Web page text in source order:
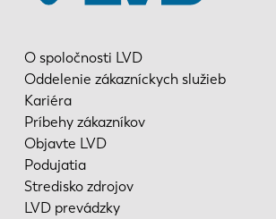
O spoločnosti LVD
Oddelenie zákazníckych služieb
Kariéra
Príbehy zákazníkov
Objavte LVD
Podujatia
Stredisko zdrojov
LVD prevádzky